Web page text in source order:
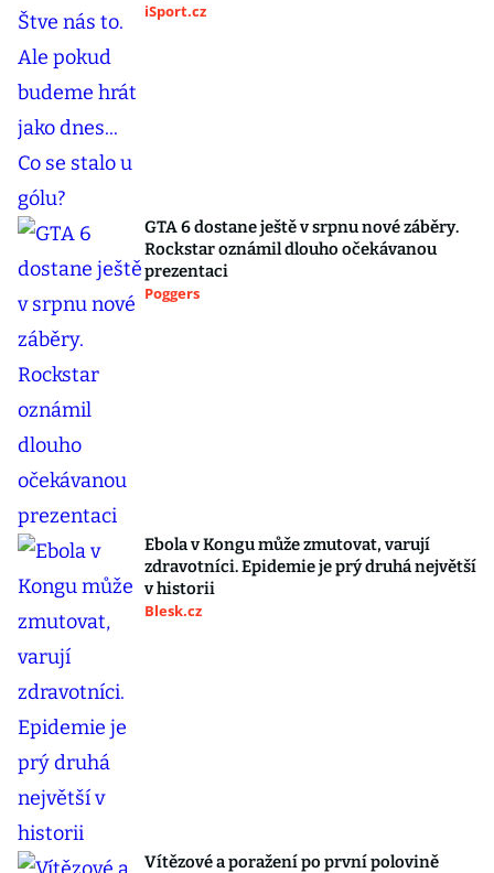
iSport.cz
GTA 6 dostane ještě v srpnu nové záběry.
Rockstar oznámil dlouho očekávanou
prezentaci
Poggers
Ebola v Kongu může zmutovat, varují
zdravotníci. Epidemie je prý druhá největší
v historii
Blesk.cz
Vítězové a poražení po první polovině